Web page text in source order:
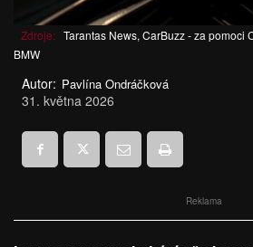
Zdroje: Tarantas News, CarBuzz - za pomoci
BMW
Autor: Pavlína Ondráčková
31. května 2026
Reklama